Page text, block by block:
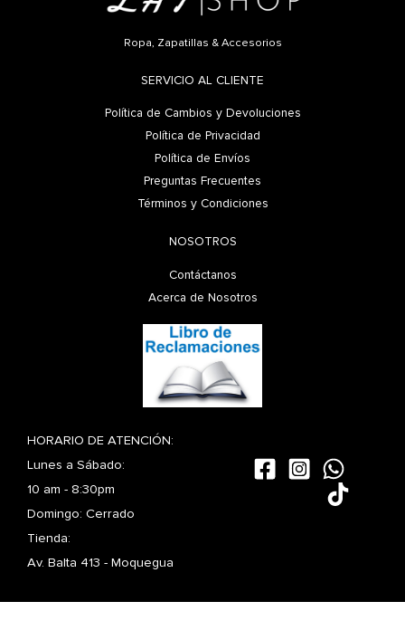
Ropa, Zapatillas & Accesorios
SERVICIO AL CLIENTE
Política de Cambios y Devoluciones
Política de Privacidad
Política de Envíos
Preguntas Frecuentes
Términos y Condiciones
NOSOTROS
Contáctanos
Acerca de Nosotros
HORARIO DE ATENCIÓN:
Lunes a Sábado:
10 am - 8:30pm
Domingo: Cerrado
Tienda:
Av. Balta 413 - Moquegua